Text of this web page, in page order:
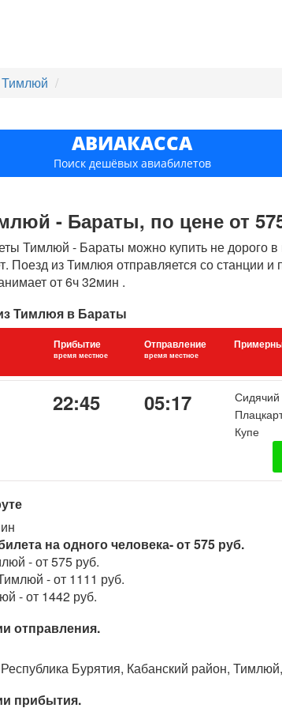
Тимлюй
АВИАКАССА
Поиск дешёвых авиабилетов
- Бараты, по цене от
Тимлюй - Бараты можно купить не дорого в
Поезд из Тимлюя отправляется со станции и
от 6ч 32мин .
Тимлюя в Бараты
Прибытие
время местное
Отправление
время местное
22:45 05:17 Сидячий
Купе
на одного человека- от 575 руб.
- от 575 руб.
- от 1111 руб.
- от 1442 руб.
отправления.
Бурятия, Кабанский район,
прибытия.